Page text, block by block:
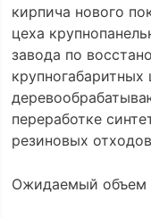
кирпича нового
цеха
завода по
переработке
резиновых
Ожидаемый объем